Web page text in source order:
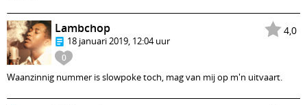
4,0
0
Lambchop
18 januari 2019, 12:04 uur
Waanzinnig nummer is slowpoke toch, mag van mij op m'n uitvaart.